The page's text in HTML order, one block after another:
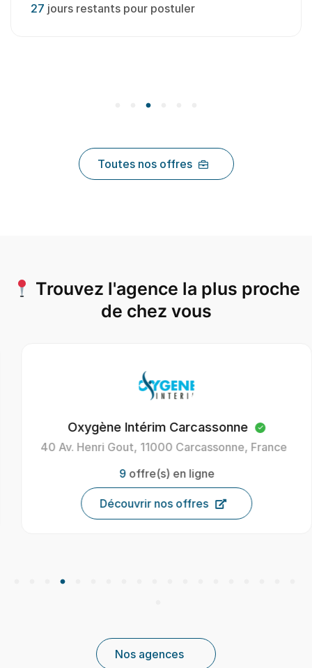
27 jours restants pour postuler
Toutes nos offres
Trouvez l'agence la plus proche
de chez vous
Oxygène Intérim Carcassonne
40 Av. Henri Gout, 11000 Carcassonne, France
offre(s) en ligne
Découvrir nos offres
Nos agences